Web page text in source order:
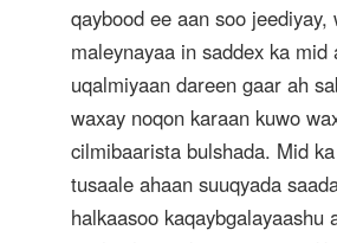
qaybood ee aan soo jeediyay,
maleynayaa in saddex ka mid
uqalmiyaan dareen gaar ah
waxay noqon karaan kuwo
cilmibaarista bulshada. Mid
tusaale ahaan suuqyada
halkaasoo kaqaybgalayaashu